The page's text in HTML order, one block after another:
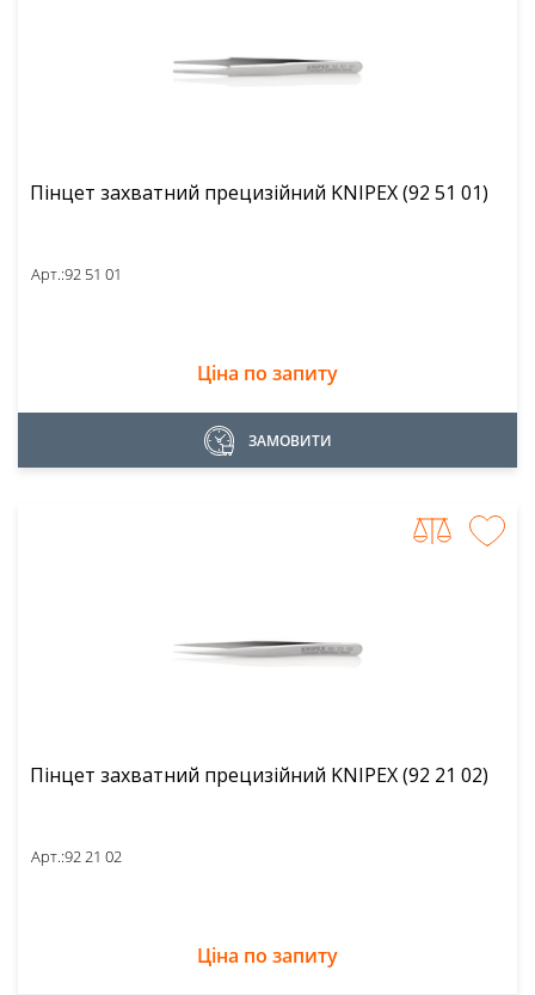
Пінцет захватний прецизійний KNIPEX (92 51 01)
Арт.:92 51 01
Ціна по запиту
ЗАМОВИТИ
Пінцет захватний прецизійний KNIPEX (92 21 02)
Арт.:92 21 02
Ціна по запиту